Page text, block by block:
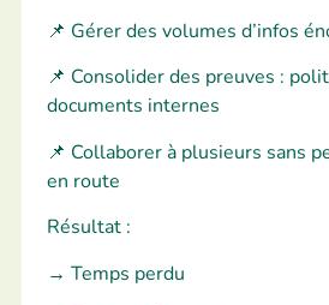
📌 Gérer des volumes d’infos
📌 Consolider des preuves :
documents internes
📌 Collaborer à plusieurs sans
en route
Résultat :
→ Temps perdu